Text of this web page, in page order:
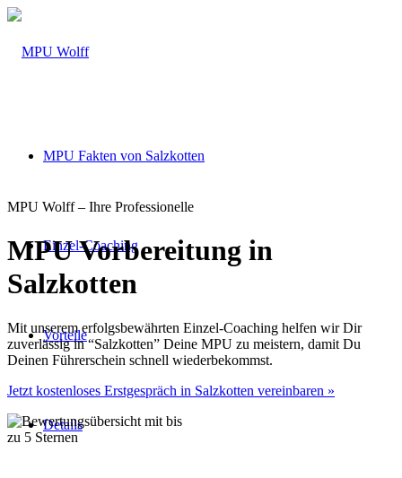
MPU Fakten von Salzkotten
Einzel-Coaching
Vorteile
Details
MPU Wolff – Ihre Professionelle
MPU Vorbereitung in
Salzkotten
Mit unserem erfolgsbewährten Einzel-Coaching helfen wir Dir
zuverlässig in “Salzkotten” Deine MPU zu meistern, damit Du
Deinen Führerschein schnell wiederbekommst.
Jetzt kostenloses Erstgespräch in Salzkotten vereinbaren »